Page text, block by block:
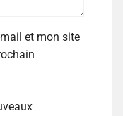
et mon site